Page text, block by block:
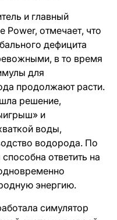
и главный
Power, отмечает, что
дефицита
в то время
для
продолжают расти.
решение,
и
воды,
водорода. По
ответить на
энергию.
симулятор